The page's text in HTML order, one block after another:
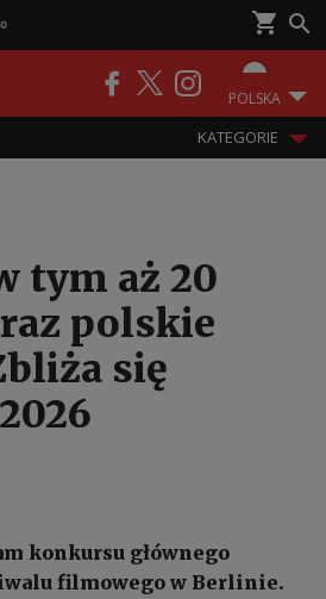
POLSKA
KATEGORIE
tym aż 20
polskie
się
konkursu głównego
filmowego w Berlinie.